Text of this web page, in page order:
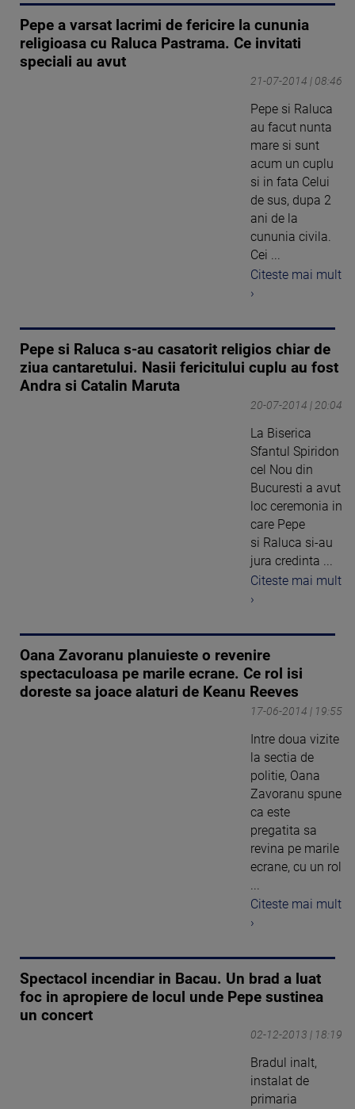
Pepe a varsat lacrimi de fericire la cununia
religioasa cu Raluca Pastrama. Ce invitati
speciali au avut
21-07-2014 | 08:46
Pepe si Raluca
au facut nunta
mare si sunt
acum un cuplu
si in fata Celui
de sus, dupa 2
ani de la
cununia civila.
Cei ...
Citeste mai mult
›
Pepe si Raluca s-au casatorit religios chiar de
ziua cantaretului. Nasii fericitului cuplu au fost
Andra si Catalin Maruta
20-07-2014 | 20:04
La Biserica
Sfantul Spiridon
cel Nou din
Bucuresti a avut
loc ceremonia in
care Pepe
si Raluca si-au
jura credinta ...
Citeste mai mult
›
Oana Zavoranu planuieste o revenire
spectaculoasa pe marile ecrane. Ce rol isi
doreste sa joace alaturi de Keanu Reeves
17-06-2014 | 19:55
Intre doua vizite
la sectia de
politie, Oana
Zavoranu spune
ca este
pregatita sa
revina pe marile
ecrane, cu un rol
Citeste mai mult
›
Spectacol incendiar in Bacau. Un brad a luat
foc in apropiere de locul unde Pepe sustinea
un concert
02-12-2013 | 18:19
Bradul inalt,
instalat de
primaria